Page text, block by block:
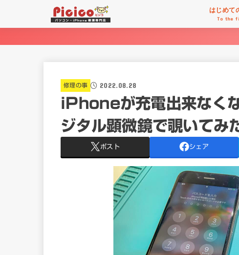
はじめて
To the
修理の事 2022.08.28
iPhoneが充電出来なく
ジタル顕微鏡で覗いてみ
ポスト シェア